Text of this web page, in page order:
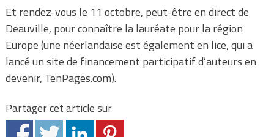
Et rendez-vous le 11 octobre, peut-être en direct de
Deauville, pour connaître la lauréate pour la région
Europe (une néerlandaise est également en lice, qui a
lancé un site de financement participatif d’auteurs en
devenir, TenPages.com).
Partager cet article sur